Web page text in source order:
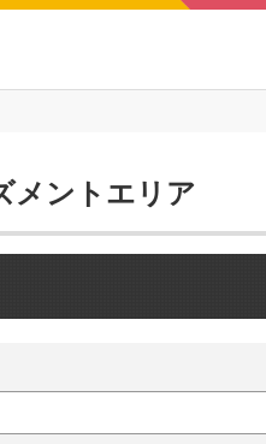
メントエリア